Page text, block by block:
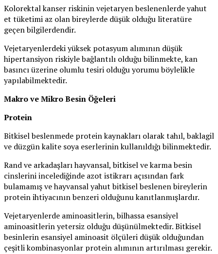
Kolorektal kanser riskinin vejetaryen beslenenlerde yahut
et tüketimi az olan bireylerde düşük olduğu literatüre
geçen bilgilerdendir.
Vejetaryenlerdeki yüksek potasyum alımının düşük
hipertansiyon riskiyle bağlantılı olduğu bilinmekte, kan
basıncı üzerine olumlu tesiri olduğu yorumu böylelikle
yapılabilmektedir.
Makro ve Mikro Besin Öğeleri
Protein
Bitkisel beslenmede protein kaynakları olarak tahıl, baklagil
ve düzgün kalite soya eserlerinin kullanıldığı bilinmektedir.
Rand ve arkadaşları hayvansal, bitkisel ve karma besin
cinslerini incelediğinde azot istikrarı açısından fark
bulamamış ve hayvansal yahut bitkisel beslenen bireylerin
protein ihtiyacının benzeri olduğunu kanıtlanmışlardır.
Vejetaryenlerde aminoasitlerin, bilhassa esansiyel
aminoasitlerin yetersiz olduğu düşünülmektedir. Bitkisel
besinlerin esansiyel aminoasit ölçüleri düşük olduğundan
çeşitli kombinasyonlar protein alımının artırılması gerekir.